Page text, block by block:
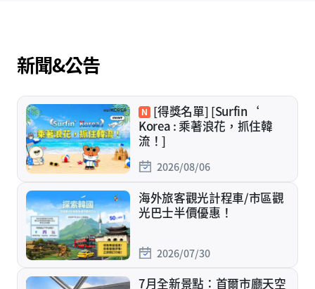
新聞&公告
Korea : 乘著浪花，抓住韓
流！]
2026/08/06
海外旅客觀光計程車/市區觀
光巴士半價優惠！
2026/07/30
7月全新景點：首爾市廳天空